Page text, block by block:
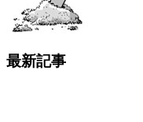
最新記事